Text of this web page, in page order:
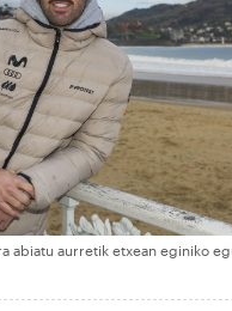
abiatu aurretik etxean eginiko